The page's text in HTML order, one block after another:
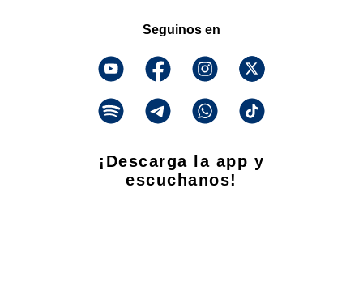
Seguinos en
¡Descarga la app y
escuchanos!